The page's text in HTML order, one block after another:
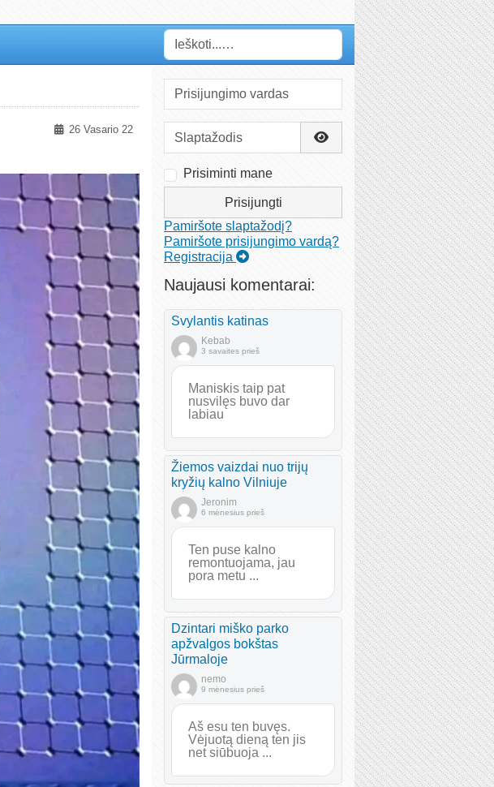
Paieška
26 Vasario 22
Prisijungimo vardas
Slaptažodis
Rodyti slaptažodį
Prisiminti mane
Prisijungti
Pamiršote slaptažodį?
Pamiršote prisijungimo vardą?
Registracija
Naujausi komentarai:
Svylantis katinas
Kebab
3 savaites prieš
Maniskis taip pat
nusvilęs buvo dar
labiau
Žiemos vaizdai nuo trijų
kryžių kalno Vilniuje
Jeronim
6 mėnesius prieš
Ten puse kalno
remontuojama, jau
pora metu ...
Dzintari miško parko
apžvalgos bokštas
Jūrmaloje
nemo
9 mėnesius prieš
Aš esu ten buvęs.
Vėjuotą dieną ten jis
net siūbuoja ...